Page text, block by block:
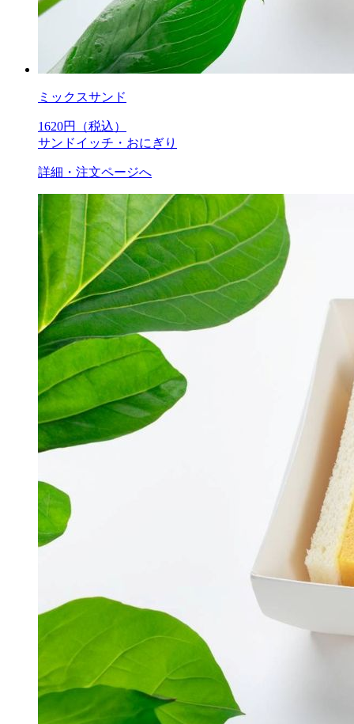
ミックスサンド
1620円（税込）
サンドイッチ・おにぎり
詳細・注文ページへ